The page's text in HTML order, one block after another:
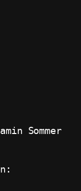
Sommer